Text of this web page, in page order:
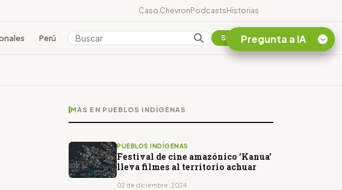
Caso ChevronPodcastsHistorias
Perú Colombia Suscribirse
MÁS EN PUEBLOS INDÍGENAS
PUEBLOS INDÍGENAS
Festival de cine amazónico 'Kanua'
lleva filmes al territorio achuar
02 de diciembre, 2024
Pregunta a IA
¿En que consiste la